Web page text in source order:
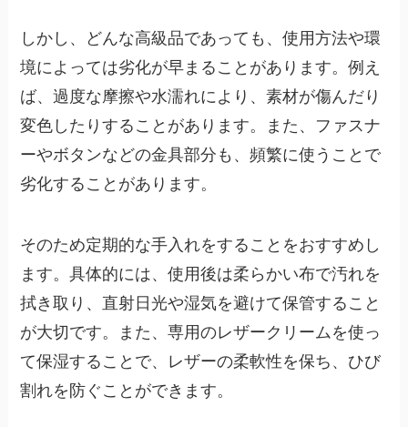
しかし、どんな高級品であっても、使用方法や環
境によっては劣化が早まることがあります。例え
ば、過度な摩擦や水濡れにより、素材が傷んだり
変色したりすることがあります。また、ファスナ
ーやボタンなどの金具部分も、頻繁に使うことで
劣化することがあります。
そのため定期的な手入れをすることをおすすめし
ます。具体的には、使用後は柔らかい布で汚れを
拭き取り、直射日光や湿気を避けて保管すること
が大切です。また、専用のレザークリームを使っ
て保湿することで、レザーの柔軟性を保ち、ひび
割れを防ぐことができます。